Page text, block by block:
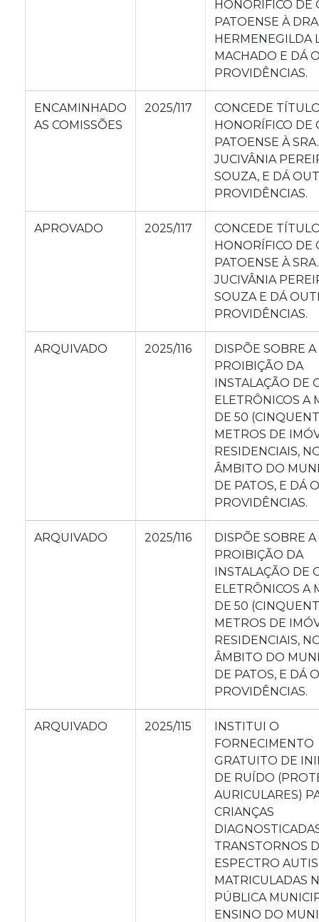
HONORÍFICO DE
PATOENSE À
HERMENEGILDA
MACHADO E DÁ
PROVIDÊNCIAS.
ENCAMINHADO
AS COMISSÕES
2025/117
CONCEDE
HONORÍFICO DE
PATOENSE À SRA.
JUCIVÂNIA
SOUZA, E DÁ
PROVIDÊNCIAS.
APROVADO 2025/117
CONCEDE
HONORÍFICO DE
PATOENSE À SRA.
JUCIVÂNIA
SOUZA E DÁ
PROVIDÊNCIAS.
ARQUIVADO 2025/116
DISPÕE SOBRE A
PROIBIÇÃO DA
INSTALAÇÃO DE
ELETRÔNICOS A
DE 50
METROS DE
RESIDENCIAIS,
ÂMBITO DO
DE PATOS, E DÁ
PROVIDÊNCIAS.
ARQUIVADO 2025/116
DISPÕE SOBRE A
PROIBIÇÃO DA
INSTALAÇÃO DE
ELETRÔNICOS A
DE 50
METROS DE
RESIDENCIAIS,
ÂMBITO DO
DE PATOS, E DÁ
PROVIDÊNCIAS.
ARQUIVADO 2025/115
INSTITUI O
FORNECIMENTO
GRATUITO DE
DE RUÍDO
AURICULARES)
CRIANÇAS
TRANSTORNOS
ESPECTRO
MATRICULADAS
PÚBLICA
ENSINO DO